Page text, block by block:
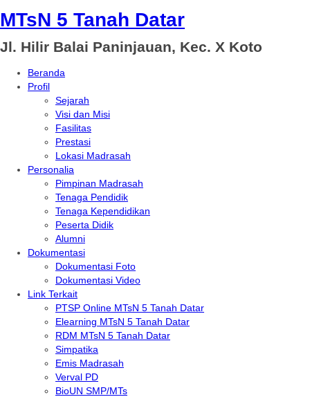
MTsN 5 Tanah Datar
Jl. Hilir Balai Paninjauan, Kec. X Koto
Beranda
Profil
Sejarah
Visi dan Misi
Fasilitas
Prestasi
Lokasi Madrasah
Personalia
Pimpinan Madrasah
Tenaga Pendidik
Tenaga Kependidikan
Peserta Didik
Alumni
Dokumentasi
Dokumentasi Foto
Dokumentasi Video
Link Terkait
PTSP Online MTsN 5 Tanah Datar
Elearning MTsN 5 Tanah Datar
RDM MTsN 5 Tanah Datar
Simpatika
Emis Madrasah
Verval PD
BioUN SMP/MTs